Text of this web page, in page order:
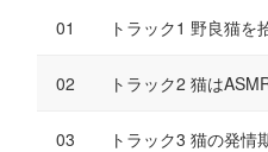
トラック1 野良猫を
トラック2 猫は
トラック3 猫の発情